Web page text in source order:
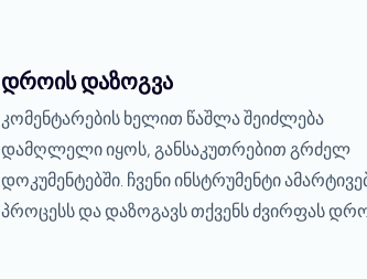
დროის დაზოგვა
კომენტარების ხელით წაშლა შეიძლება
დამღლელი იყოს, განსაკუთრებით გრძელ
დოკუმენტებში. ჩვენი ინსტრუმენტი
პროცესს და დაზოგავს თქვენს ძვირფას